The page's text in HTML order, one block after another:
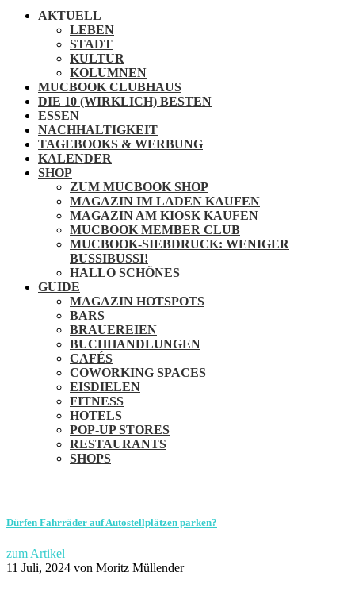
AKTUELL
LEBEN
STADT
KULTUR
KOLUMNEN
MUCBOOK CLUBHAUS
DIE 10 (WIRKLICH) BESTEN
ESSEN
NACHHALTIGKEIT
TAGEBOOKS & WERBUNG
KALENDER
SHOP
ZUM MUCBOOK SHOP
MAGAZIN IM LADEN KAUFEN
MAGAZIN AM KIOSK KAUFEN
MUCBOOK MEMBER CLUB
MUCBOOK-SIEBDRUCK: WENIGER
BUSSIBUSSI!
HALLO SCHÖNES
GUIDE
MAGAZIN HOTSPOTS
BARS
BRAUEREIEN
BUCHHANDLUNGEN
CAFÉS
COWORKING SPACES
EISDIELEN
FITNESS
HOTELS
POP-UP STORES
RESTAURANTS
SHOPS
Dürfen Fahrräder auf Autostellplätzen parken?
zum Artikel
11 Juli, 2024 von Moritz Müllender